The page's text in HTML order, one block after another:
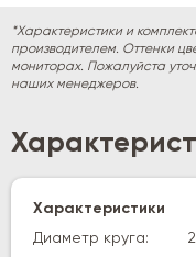
*Характеристики и
производителем. Оттенки
мониторах. Пожалуйста
наших менеджеров.
Характеристики
Диаметр круга: